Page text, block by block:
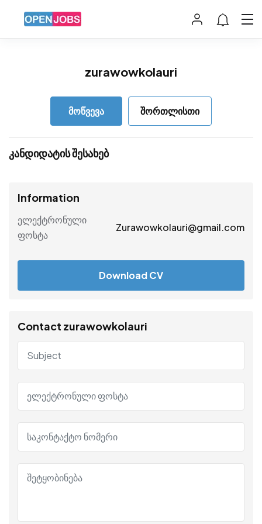
zurawowkolauri
მოწვევა შორთლისთი
კანდიდატის შესახებ
Information
ელექტრონული
ფოსტა
Zurawowkolauri@gmail.com
Download CV
Contact zurawowkolauri